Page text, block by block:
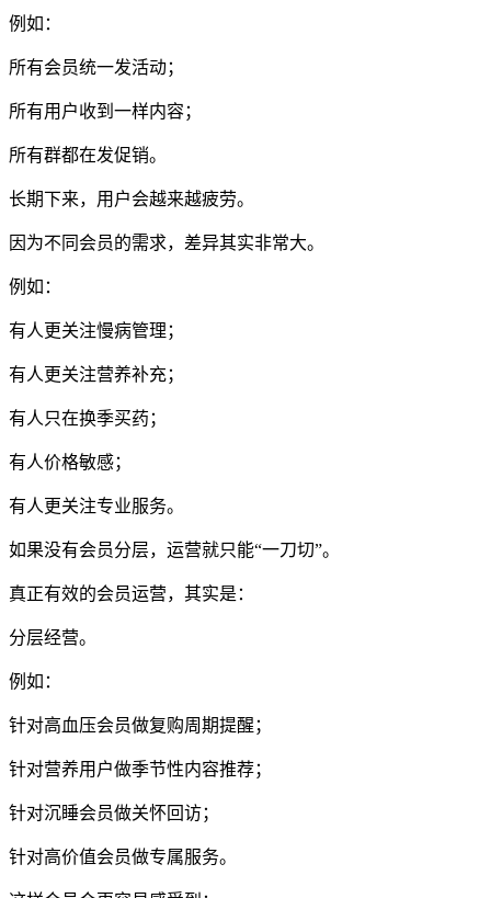
例如：
所有会员统一发活动；
所有用户收到一样内容；
所有群都在发促销。
长期下来，用户会越来越疲劳。
因为不同会员的需求，差异其实非常大。
例如：
有人更关注慢病管理；
有人更关注营养补充；
有人只在换季买药；
有人价格敏感；
有人更关注专业服务。
如果没有会员分层，运营就只能“一刀切”。
真正有效的会员运营，其实是：
分层经营。
例如：
针对高血压会员做复购周期提醒；
针对营养用户做季节性内容推荐；
针对沉睡会员做关怀回访；
针对高价值会员做专属服务。